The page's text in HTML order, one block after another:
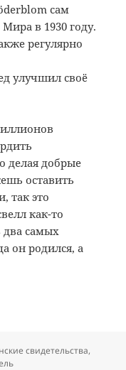
сам
в 1930 году.
регулярно
улучшил своё
делая добрые
оставить
так это
как-то
два самых
он родился, а
свидетельства,